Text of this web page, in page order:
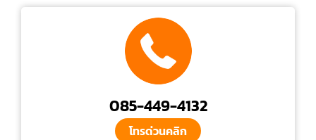
085-449-4132
โทรด่วนคลิก